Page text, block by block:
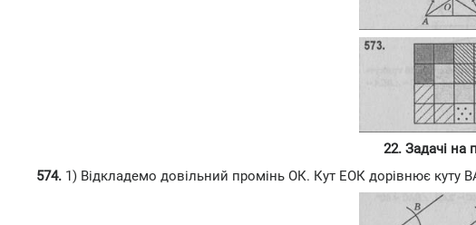
22. Задачі на
574. 1) Відкладемо довільний промінь ОК. Кут ЕОК дорівнює куту